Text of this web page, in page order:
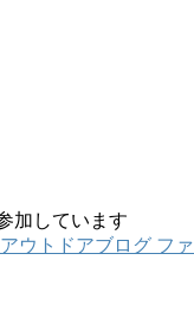
加しています